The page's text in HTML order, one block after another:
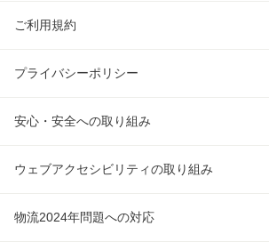
ご利用規約
プライバシーポリシー
安心・安全への取り組み
ウェブアクセシビリティの取り組み
物流2024年問題への対応